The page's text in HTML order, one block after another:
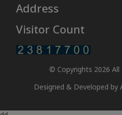
Address
Visitor Count
© Copyrights 2026 All
Designed & Developed by